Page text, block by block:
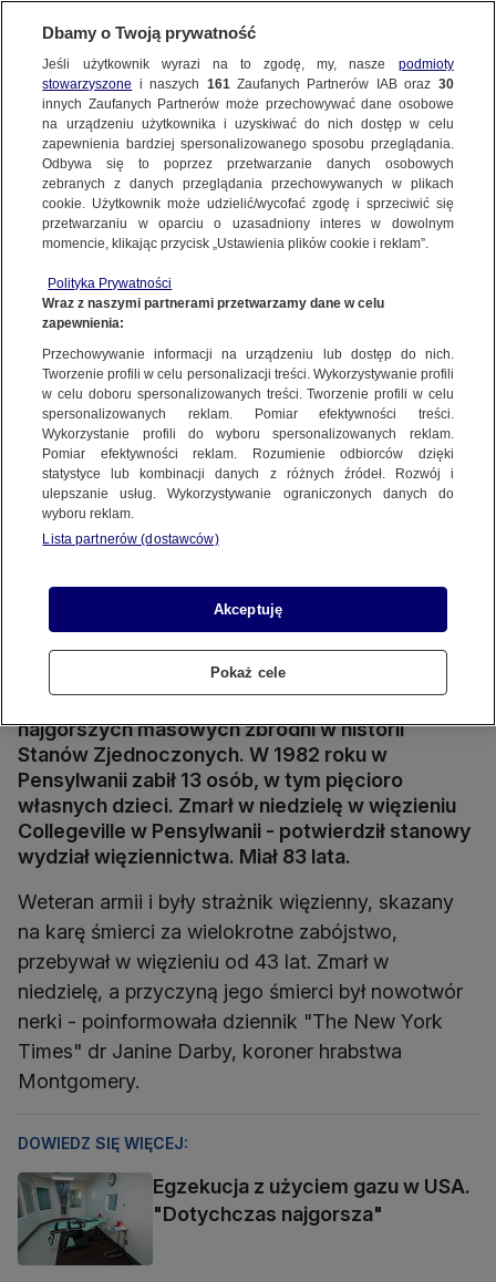
ŚWIAT
Zabił 13 osób, w tym piatkę własnych
dzieci. Nie żyje sprawca masakry
w Pensylwanii
4.11.2025, 13:18
Posłuchaj artykułu
Czyta lektor AI
Protest przeciwko karze śmierci w USA. Nagranie archiwalne
Źródło wideo: Reuters Archive
najgorszych masowych zbrodni w historii
Stanów Zjednoczonych. W 1982 roku w
Pensylwanii zabił 13 osób, w tym pięcioro
własnych dzieci. Zmarł w niedzielę w więzieniu
Collegeville w Pensylwanii - potwierdził stanowy
wydział więziennictwa. Miał 83 lata.
Weteran armii i były strażnik więzienny, skazany
na karę śmierci za wielokrotne zabójstwo,
przebywał w więzieniu od 43 lat. Zmarł w
niedzielę, a przyczyną jego śmierci był nowotwór
nerki - poinformowała dziennik "The New York
Times" dr Janine Darby, koroner hrabstwa
Montgomery.
DOWIEDZ SIĘ WIĘCEJ:
Egzekucja z użyciem gazu w USA.
"Dotychczas najgorsza"
Dbamy o Twoją prywatność
Jeśli użytkownik wyrazi na to zgodę, my, nasze podmioty
stowarzyszone i naszych 161Zaufanych Partnerów IAB oraz 30
innych Zaufanych Partnerów może przechowywać dane osobowe
na urządzeniu użytkownika i uzyskiwać do nich dostęp w celu
zapewnienia bardziej spersonalizowanego sposobu przeglądania.
Odbywa się to poprzez przetwarzanie danych osobowych
zebranych z danych przeglądania przechowywanych w plikach
cookie. Użytkownik może udzielić/wycofać zgodę i sprzeciwić się
przetwarzaniu w oparciu o uzasadniony interes w dowolnym
momencie, klikając przycisk „Ustawienia plików cookie i reklam”.
Polityka Prywatności
Wraz z naszymi partnerami przetwarzamy dane w celu
zapewnienia:
Przechowywanie informacji na urządzeniu lub dostęp do nich.
Tworzenie profili w celu personalizacji treści. Wykorzystywanie profili
w celu doboru spersonalizowanych treści. Tworzenie profili w celu
spersonalizowanych reklam. Pomiar efektywności treści.
Wykorzystanie profili do wyboru spersonalizowanych reklam.
Pomiar efektywności reklam. Rozumienie odbiorców dzięki
statystyce lub kombinacji danych z różnych źródeł. Rozwój i
ulepszanie usług. Wykorzystywanie ograniczonych danych do
wyboru reklam.
Lista partnerów (dostawców)
Akceptuję
Pokaż cele